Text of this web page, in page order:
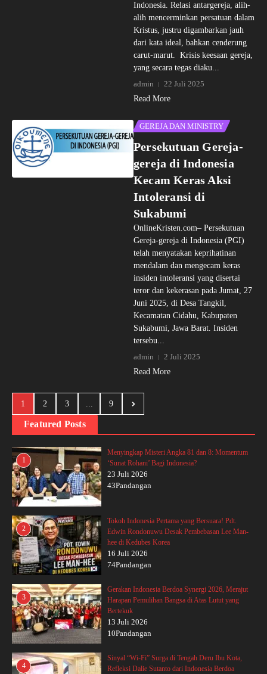
Indonesia. Relasi antargereja, alih-
alih mencerminkan persatuan dalam
Kristus, justru digambarkan jauh
dari kata ideal, bahkan cenderung
carut-marut. Krisis keesaan gereja,
yang secara tegas diaku...
admin
22 Juli 2025
Read More
GEREJA DAN MINISTRY
Persekutuan Gereja-
gereja di Indonesia
Kecam Keras Aksi
Intoleransi di
Sukabumi
OnlineKristen.com– Persekutuan
Gereja-gereja di Indonesia (PGI)
telah menyatakan keprihatinan
mendalam dan mengecam keras
insiden intoleransi yang disertai
teror dan kekerasan pada Jumat, 27
Juni 2025, di Desa Tangkil,
Kecamatan Cidahu, Kabupaten
Sukabumi, Jawa Barat. Insiden
tersebu...
admin
2 Juli 2025
Read More
1 2 3 ... 9
Featured Posts
1
Menyingkap Misteri Angka 81 dan 8: Momentum
‘Sunat Rohani’ Bagi Indonesia?
23 Juli 2026
43Pandangan
2
Tokoh Indonesia Pertama yang Bersuara! Pdt.
Edwin Rondonuwu Desak Pembebasan Lee Man-
hee di Kedubes Korea
16 Juli 2026
74Pandangan
3
Gerakan Indonesia Berdoa Synergi 2026, Merajut
Harapan Pemulihan Bangsa di Atas Lutut yang
Bertekuk
13 Juli 2026
10Pandangan
4
Sinyal “Wi-Fi” Surga di Tengah Deru Ibu Kota,
Refleksi Dalie Sutanto dari Indonesia Berdoa